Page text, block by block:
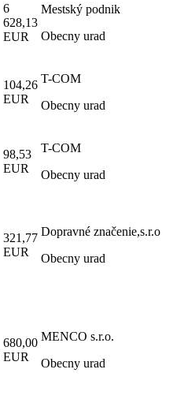
6
628,13
EUR
Mestský podnik
Obecny urad
104,26
EUR
T-COM
Obecny urad
98,53
EUR
T-COM
Obecny urad
321,77
EUR
Dopravné značenie,s.r.o
Obecny urad
680,00
EUR
MENCO s.r.o.
Obecny urad